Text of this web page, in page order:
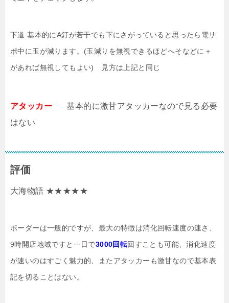
下道 基本的にA釘が若干でも下にさがっていると思ったら電サ
ポ中に玉が減ります。(玉減りを無視できるほどへそなどに＋
があれば無視してもよい) 見方は上記と同じ
アタッカー
基本的に激甘アタッカーなので見る必要
はない
評価
大海物語 ★★★★★
ボーダーは一般的ですが、最大の特徴は消化回転速度の速さ、
9時開店地域ですと一日で3000回転回すことも可能、消化速度
が速いのはすごく魅力的、またアタッカーも激甘なので基本表
記を切ることはない。